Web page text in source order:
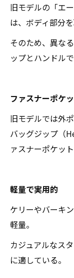
旧モデルの「エ
は、ボディ部分
そのため、異な
ップとハンドル
ファスナーポケ
旧モデルでは外
バッグジップ（
ァスナーポケッ
軽量で実用的
ケリーやバーキ
軽量。
カジュアルなス
に適している。